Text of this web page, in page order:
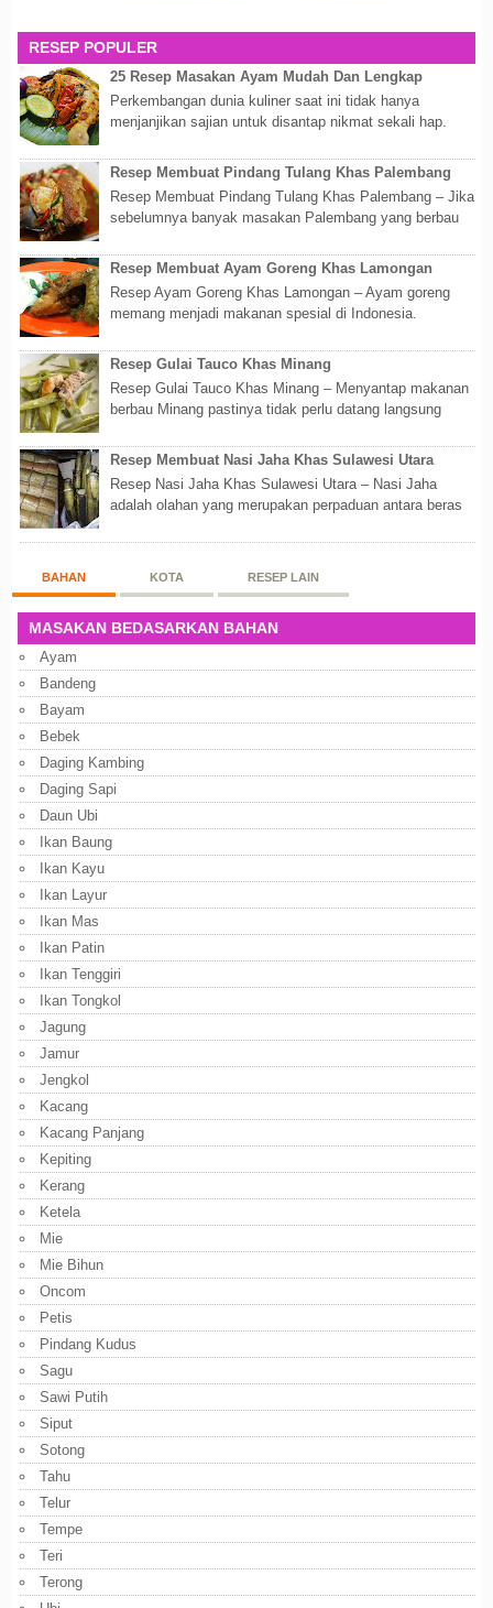
RESEP POPULER
25 Resep Masakan Ayam Mudah Dan Lengkap
Perkembangan dunia kuliner saat ini tidak hanya
menjanjikan sajian untuk disantap nikmat sekali hap.
Resep Membuat Pindang Tulang Khas Palembang
Resep Membuat Pindang Tulang Khas Palembang – Jika
sebelumnya banyak masakan Palembang yang berbau
Resep Membuat Ayam Goreng Khas Lamongan
Resep Ayam Goreng Khas Lamongan – Ayam goreng
memang menjadi makanan spesial di Indonesia.
Resep Gulai Tauco Khas Minang
Resep Gulai Tauco Khas Minang – Menyantap makanan
berbau Minang pastinya tidak perlu datang langsung
Resep Membuat Nasi Jaha Khas Sulawesi Utara
Resep Nasi Jaha Khas Sulawesi Utara – Nasi Jaha
adalah olahan yang merupakan perpaduan antara beras
BAHAN KOTA RESEP LAIN
MASAKAN BEDASARKAN BAHAN
Ayam
Bandeng
Bayam
Bebek
Daging Kambing
Daging Sapi
Daun Ubi
Ikan Baung
Ikan Kayu
Ikan Layur
Ikan Mas
Ikan Patin
Ikan Tenggiri
Ikan Tongkol
Jagung
Jamur
Jengkol
Kacang
Kacang Panjang
Kepiting
Kerang
Ketela
Mie
Mie Bihun
Oncom
Petis
Pindang Kudus
Sagu
Sawi Putih
Siput
Sotong
Tahu
Telur
Tempe
Teri
Terong